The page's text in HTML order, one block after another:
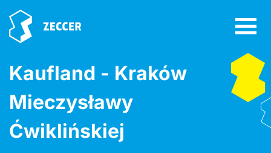
Kaufland - Kraków
Mieczysławy
Ćwiklińskiej